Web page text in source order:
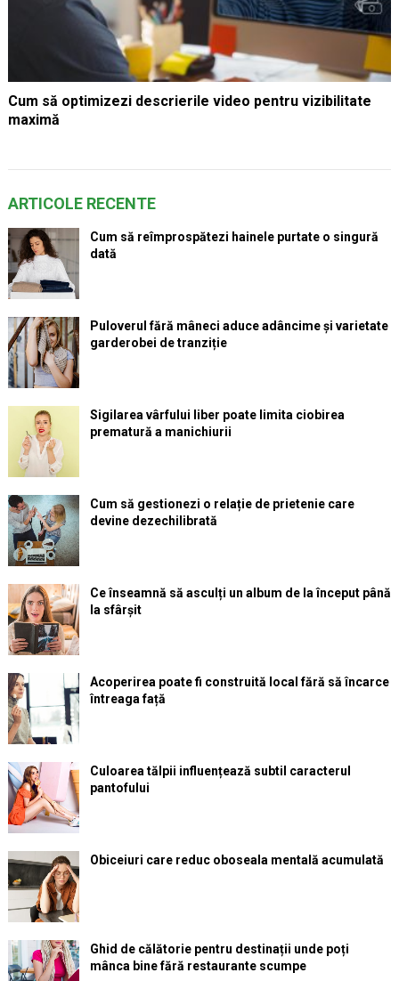
Cum să optimizezi descrierile video pentru vizibilitate
maximă
ARTICOLE RECENTE
Cum să reîmprospătezi hainele purtate o singură
dată
Puloverul fără mâneci aduce adâncime și varietate
garderobei de tranziție
Sigilarea vârfului liber poate limita ciobirea
prematură a manichiurii
Cum să gestionezi o relație de prietenie care
devine dezechilibrată
Ce înseamnă să asculți un album de la început până
la sfârșit
Acoperirea poate fi construită local fără să încarce
întreaga față
Culoarea tălpii influențează subtil caracterul
pantofului
Obiceiuri care reduc oboseala mentală acumulată
Ghid de călătorie pentru destinații unde poți
mânca bine fără restaurante scumpe